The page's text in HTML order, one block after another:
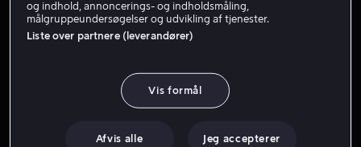
Lej 49 kr
og indhold, annoncerings- og indholdsmåling,
målgruppeundersøgelser og udvikling af tjenester.
Liste over partnere (leverandører)
Vis formål
Afvis alle Jeg accepterer